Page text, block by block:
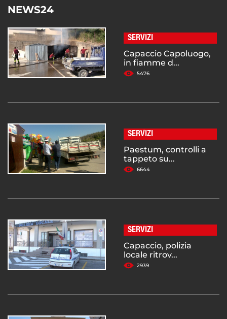
NEWS24
SERVIZI
Capaccio Capoluogo,
in fiamme d...
5476
SERVIZI
Paestum, controlli a
tappeto su...
6644
SERVIZI
Capaccio, polizia
locale ritrov...
2939